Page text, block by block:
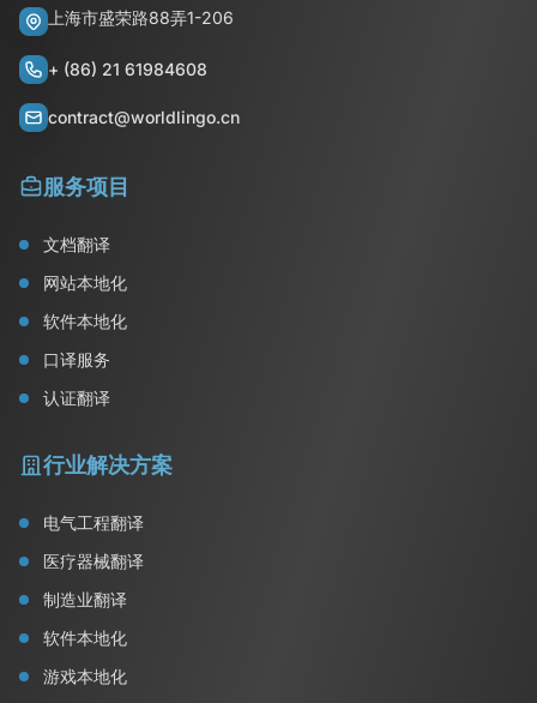
上海市盛荣路88弄1-206
+ (86) 21 61984608
contract@worldlingo.cn
服务项目
文档翻译
网站本地化
软件本地化
口译服务
认证翻译
行业解决方案
电气工程翻译
医疗器械翻译
制造业翻译
软件本地化
游戏本地化